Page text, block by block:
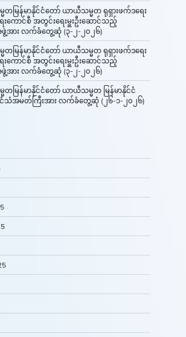
တမြန်မာနိုင်ငံတော် ယာယီသမ္မတ ရုရှားဖက်ဒရေး
းကောင်စီ အတွင်းရေးမှူးဦးဆောင်သည့်
ား လက်ခံတွေ့ဆုံ (၃-၂-၂၀၂၆)
တမြန်မာနိုင်ငံတော် ယာယီသမ္မတ ရုရှားဖက်ဒရေး
းကောင်စီ အတွင်းရေးမှူးဦးဆောင်သည့်
ား လက်ခံတွေ့ဆုံ (၃-၂-၂၀၂၆)
တမြန်မာနိုင်ငံတော် ယာယီသမ္မတ မြန်မာနိုင်ငံ
သံအမတ်ကြီးအား လက်ခံတွေ့ဆုံ (၂၆-၁-၂၀၂၆)